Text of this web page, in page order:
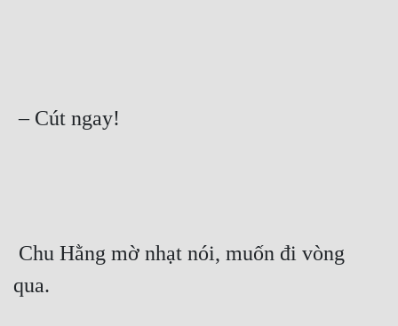
Tính Cách Nhân Vật :
Điềm Đạm
– Cút ngay!
qua.